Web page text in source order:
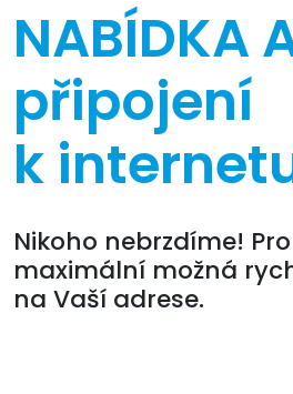
NABÍDKA
připojení
k
Nikoho nebrzdíme!
maximální možná
na Vaší adrese.